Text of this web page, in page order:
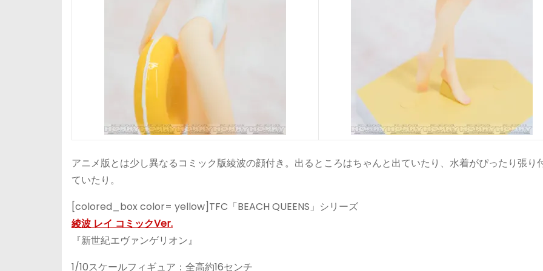
アニメ版とは少し異なるコミック版綾波の顔付き。出るところはちゃんと出ていたり、水着がぴったり張り
ていたり。
[colored_box color= yellow]TFC「BEACH QUEENS」シリーズ
綾波 レイ コミックVer.
『新世紀エヴァンゲリオン』
1/10スケールフィギュア：全高約16センチ